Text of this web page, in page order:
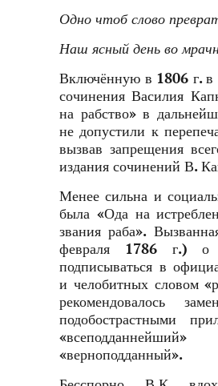
Одно чтоб слово
Наш ясный день во
Включённую в 1806 г. в
сочинения Василия
на рабство» в
не допустили к
вызвав запрещения
издания сочинений В.
Менее сильна и
была «Ода на
звания раба».
февраля 1786 г.) о
подписываться в
и челобитных словом
рекомендовалось
подобострастными
«верноподданный».